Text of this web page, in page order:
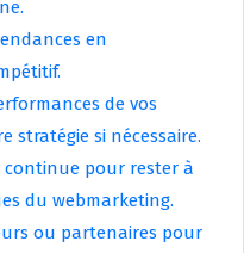
en
de vos
stratégie si nécessaire.
pour rester à
du webmarketing.
ou partenaires pour